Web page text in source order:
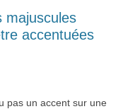
majuscules
accentuées
pas un accent sur une